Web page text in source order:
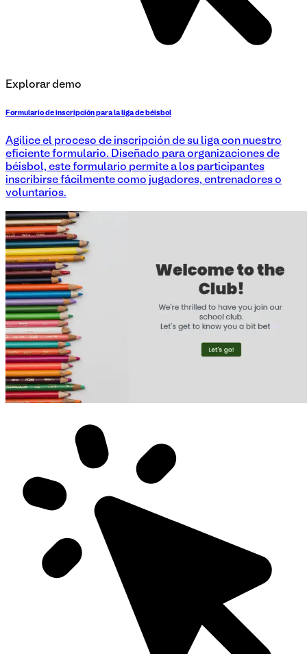
Explorar demo
Formulario de inscripción para la liga de béisbol
Agilice el proceso de inscripción de su liga con nuestro
eficiente formulario. Diseñado para organizaciones de
béisbol, este formulario permite a los participantes
inscribirse fácilmente como jugadores, entrenadores o
voluntarios.